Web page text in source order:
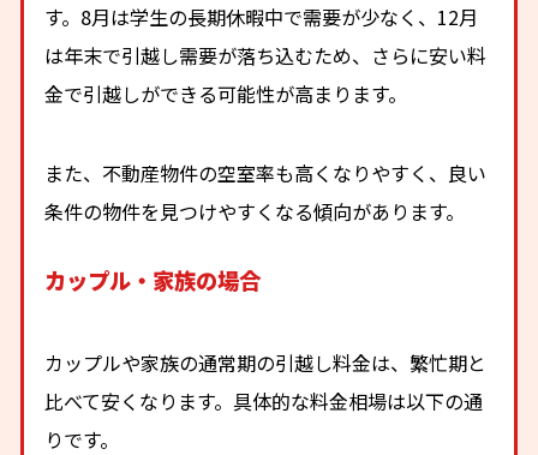
す。8月は学生の長期休暇中で需要が少なく、12月
は年末で引越し需要が落ち込むため、さらに安い料
金で引越しができる可能性が高まります。
また、不動産物件の空室率も高くなりやすく、良い
条件の物件を見つけやすくなる傾向があります。
カップル・家族の場合
カップルや家族の通常期の引越し料金は、繁忙期と
比べて安くなります。具体的な料金相場は以下の通
りです。